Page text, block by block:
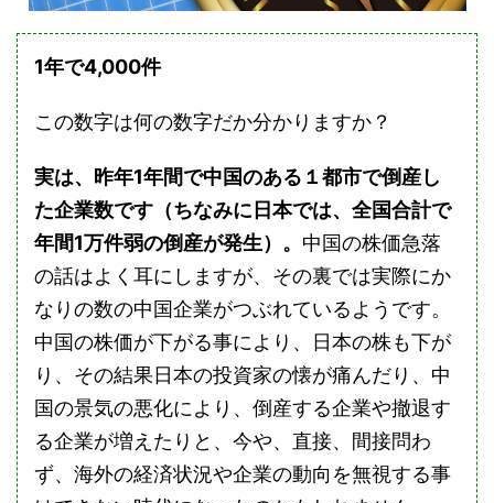
1年で4,000件
この数字は何の数字だか分かりますか？
実は、昨年1年間で中国のある１都市で倒産し
た企業数です（ちなみに日本では、全国合計で
年間1万件弱の倒産が発生）。 中国の株価急落
の話はよく耳にしますが、その裏では実際にか
なりの数の中国企業がつぶれているようです。
中国の株価が下がる事により、日本の株も下が
り、その結果日本の投資家の懐が痛んだり、中
国の景気の悪化により、倒産する企業や撤退す
る企業が増えたりと、今や、直接、間接問わ
ず、海外の経済状況や企業の動向を無視する事